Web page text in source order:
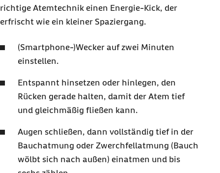
richtige Atemtechnik einen Energie-Kick, der
erfrischt wie ein kleiner Spaziergang.
(Smartphone-)Wecker auf zwei Minuten
einstellen.
Entspannt hinsetzen oder hinlegen, den
Rücken gerade halten, damit der Atem tief
und gleichmäßig fließen kann.
Augen schließen, dann vollständig tief in der
Bauchatmung oder Zwerchfellatmung (Bauch
wölbt sich nach außen) einatmen und bis